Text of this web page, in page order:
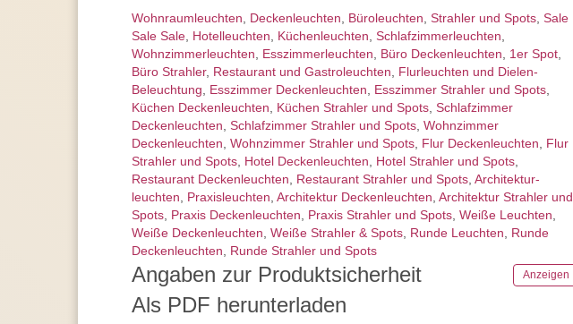
Wohnraum­leuchten, Decken­leuchten, Büroleuchten, Strahler und Spots, Sale
Sale Sale, Hotelleuchten, Küchenleuchten, Schlafzimmer­leuchten,
Wohnzimmer­leuchten, Esszimmer­­leuchten, Büro Deckenleuchten, 1er Spot,
Büro Strahler, Restaurant und Gastroleuchten, Flurleuchten und Dielen-
Beleuchtung, Esszimmer Deckenleuchten, Esszimmer Strahler und Spots,
Küchen Deckenleuchten, Küchen Strahler und Spots, Schlafzimmer
Deckenleuchten, Schlafzimmer Strahler und Spots, Wohnzimmer
Deckenleuchten, Wohnzimmer Strahler und Spots, Flur Deckenleuchten, Flur
Strahler und Spots, Hotel Deckenleuchten, Hotel Strahler und Spots,
Restaurant Deckenleuchten, Restaurant Strahler und Spots, Architektur­
leuchten, Praxisleuchten, Architektur Deckenleuchten, Architektur Strahler und
Spots, Praxis Deckenleuchten, Praxis Strahler und Spots, Weiße Leuchten,
Weiße Deckenleuchten, Weiße Strahler & Spots, Runde Leuchten, Runde
Deckenleuchten, Runde Strahler und Spots
Angaben zur Produktsicherheit Anzeigen
Als PDF herunterladen